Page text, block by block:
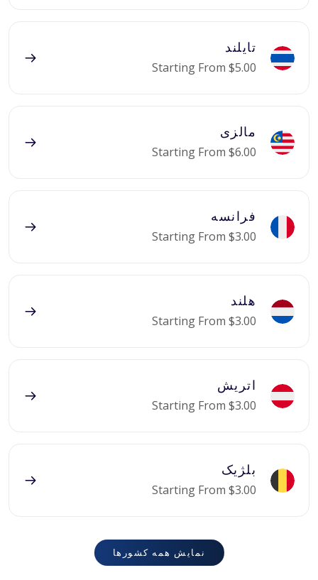
تایلند
Starting From $5.00
مالزی
Starting From $6.00
فرانسه
Starting From $3.00
هلند
Starting From $3.00
اتریش
Starting From $3.00
بلژیک
Starting From $3.00
نمایش همه کشورها